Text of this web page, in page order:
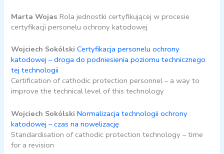
Marta Wojas Rola jednostki certyfikującej w procesie
certyfikacji personelu ochrony katodowej
Wojciech Sokólski Certyfikacja personelu ochrony
katodowej – droga do podniesienia poziomu technicznego
tej technologii
Certification of cathodic protection personnel – a way to
improve the technical level of this technology
Wojciech Sokólski Normalizacja technologii ochrony
katodowej – czas na nowelizację
Standardisation of cathodic protection technology – time
for a revision